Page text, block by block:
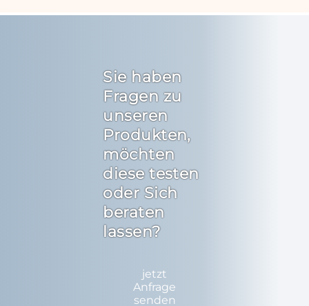
Sie haben
Fragen zu
unseren
Produkten,
möchten
diese testen
oder Sich
beraten
lassen?
jetzt
Anfrage
senden